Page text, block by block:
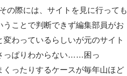
の際には、サイトを見に行っても
ことで判断できず編集部員がお
わっているらしいが元のサイト
っぱりわからない……困っ
ったりするケースが毎年山ほど